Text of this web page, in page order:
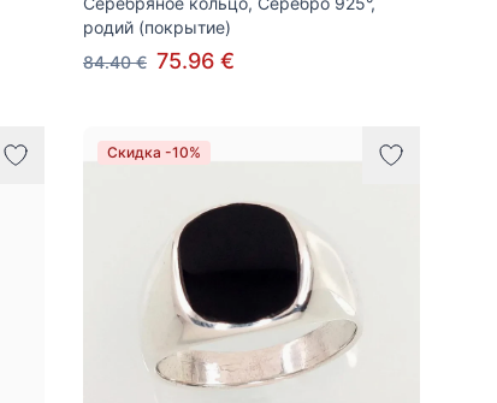
родий (покрытие)
84.40 € 75.96 €
Скидка -10%